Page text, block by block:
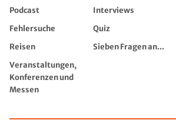
Podcast
Interviews
Fehlersuche
Quiz
Reisen
Sieben Fragen an...
Veranstaltungen,
Konferenzen und
Messen